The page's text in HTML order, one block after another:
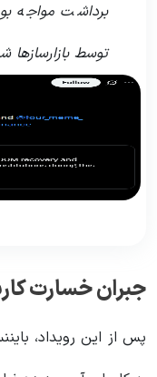
برداشت مواجه
توسط بازارسازها
جبران خسارت